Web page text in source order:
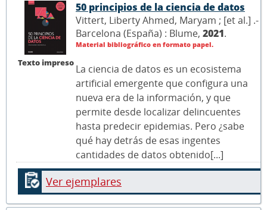
Texto impreso
50 principios de la ciencia de datos
Vittert, Liberty Ahmed, Maryam ; [et al.] .-
Barcelona (España) : Blume, 2021.
Material bibliográfico en formato papel.
La ciencia de datos es un ecosistema
artificial emergente que configura una
nueva era de la información, y que
permite desde localizar delincuentes
hasta predecir epidemias. Pero ¿sabe
qué hay detrás de esas ingentes
cantidades de datos obtenido[...]
Ver ejemplares